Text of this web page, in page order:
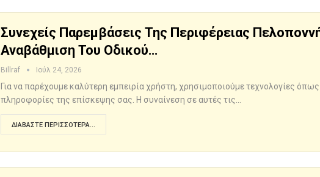
Συνεχείς Παρεμβάσεις Της Περιφέρειας
Αναβάθμιση Του Οδικού…
Billraf Ιούλ 24, 2026
Για να παρέχουμε καλύτερη εμπειρία χρήστη, χρησιμοποιούμε τεχνολογίες
πληροφορίες της επίσκεψης σας. Η συναίνεση σε αυτές τις…
ΔΙΑΒΆΣΤΕ ΠΕΡΙΣΣΌΤΕΡΑ...